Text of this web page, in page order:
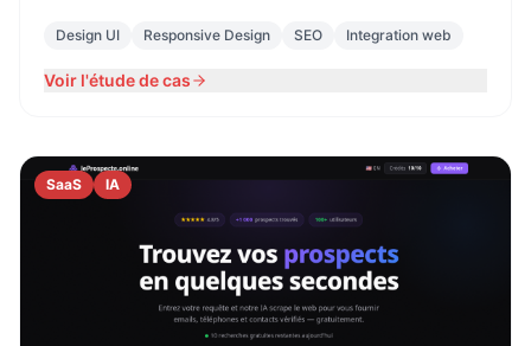
Design UI Responsive Design SEO Integration web
Voir l'étude de cas
SaaS IA